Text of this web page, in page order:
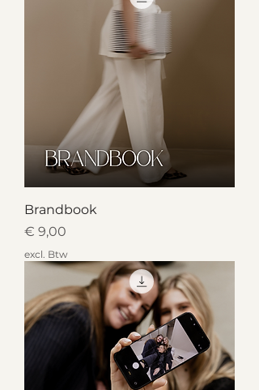
Brandbook
Prijs
€ 9,00
excl. Btw